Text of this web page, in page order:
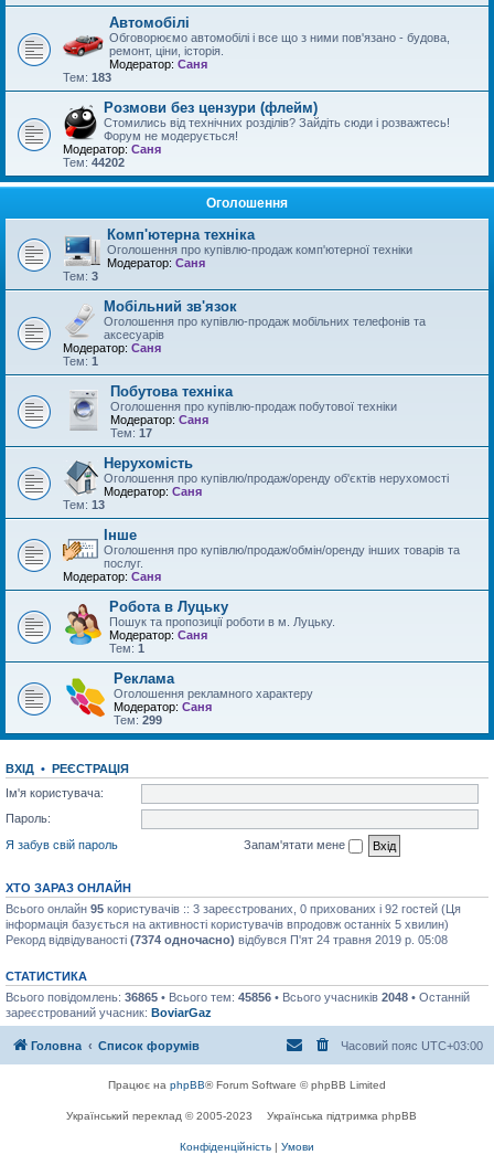
Автомобілі
Обговорюємо автомобілі і все що з ними пов'язано - будова,
ремонт, ціни, історія.
Модератор: Саня
Тем: 183
Розмови без цензури (флейм)
Стомились від технічних розділів? Зайдіть сюди і розважтесь!
Форум не модерується!
Модератор: Саня
Тем: 44202
Оголошення
Комп'ютерна техніка
Оголошення про купівлю-продаж комп'ютерної техніки
Модератор: Саня
Тем: 3
Мобільний зв'язок
Оголошення про купівлю-продаж мобільних телефонів та
аксесуарів
Модератор: Саня
Тем: 1
Побутова техніка
Оголошення про купівлю-продаж побутової техніки
Модератор: Саня
Тем: 17
Нерухомість
Оголошення про купівлю/продаж/оренду об'єктів нерухомості
Модератор: Саня
Тем: 13
Інше
Оголошення про купівлю/продаж/обмін/оренду інших товарів та
послуг.
Модератор: Саня
Робота в Луцьку
Пошук та пропозиції роботи в м. Луцьку.
Модератор: Саня
Тем: 1
Реклама
Оголошення рекламного характеру
Модератор: Саня
Тем: 299
ВХІД • РЕЄСТРАЦІЯ
Ім'я користувача:
Пароль:
Я забув свій пароль
Запам'ятати мене
ХТО ЗАРАЗ ОНЛАЙН
Всього онлайн 95 користувачів :: 3 зареєстрованих, 0 прихованих і 92 гостей (Ця
інформація базується на активності користувачів впродовж останніх 5 хвилин)
Рекорд відвідуваності (7374 одночасно) відбувся П'ят 24 травня 2019 р. 05:08
СТАТИСТИКА
Всього повідомлень: 36865 • Всього тем: 45856 • Всього учасників 2048 • Останній
зареєстрований учасник: BoviarGaz
Головна Список форумів Часовий пояс UTC+03:00
Працює на phpBB® Forum Software © phpBB Limited
Український переклад © 2005-2023 Українська підтримка phpBB
Конфіденційність | Умови